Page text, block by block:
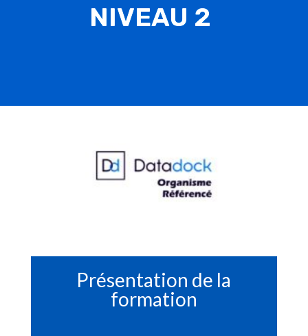
NIVEAU 2
Présentation de la
formation